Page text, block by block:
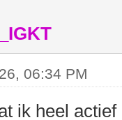
06:34 PM
ik heel